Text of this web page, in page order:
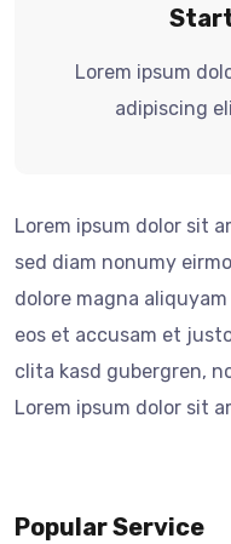
Lorem ipsum
adipiscing
Lorem ipsum dolor sit
sed diam nonumy
dolore magna
eos et accusam et
clita kasd gubergren,
Lorem ipsum dolor sit
Popular Service